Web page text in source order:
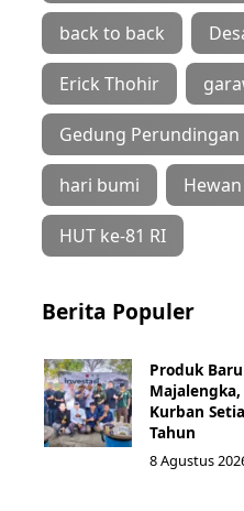
back to back
Erick Thohir
Gedung
hari bumi
HUT ke-81 RI
Berita Populer
Produk
Kurban
Tahun
8 Agustus